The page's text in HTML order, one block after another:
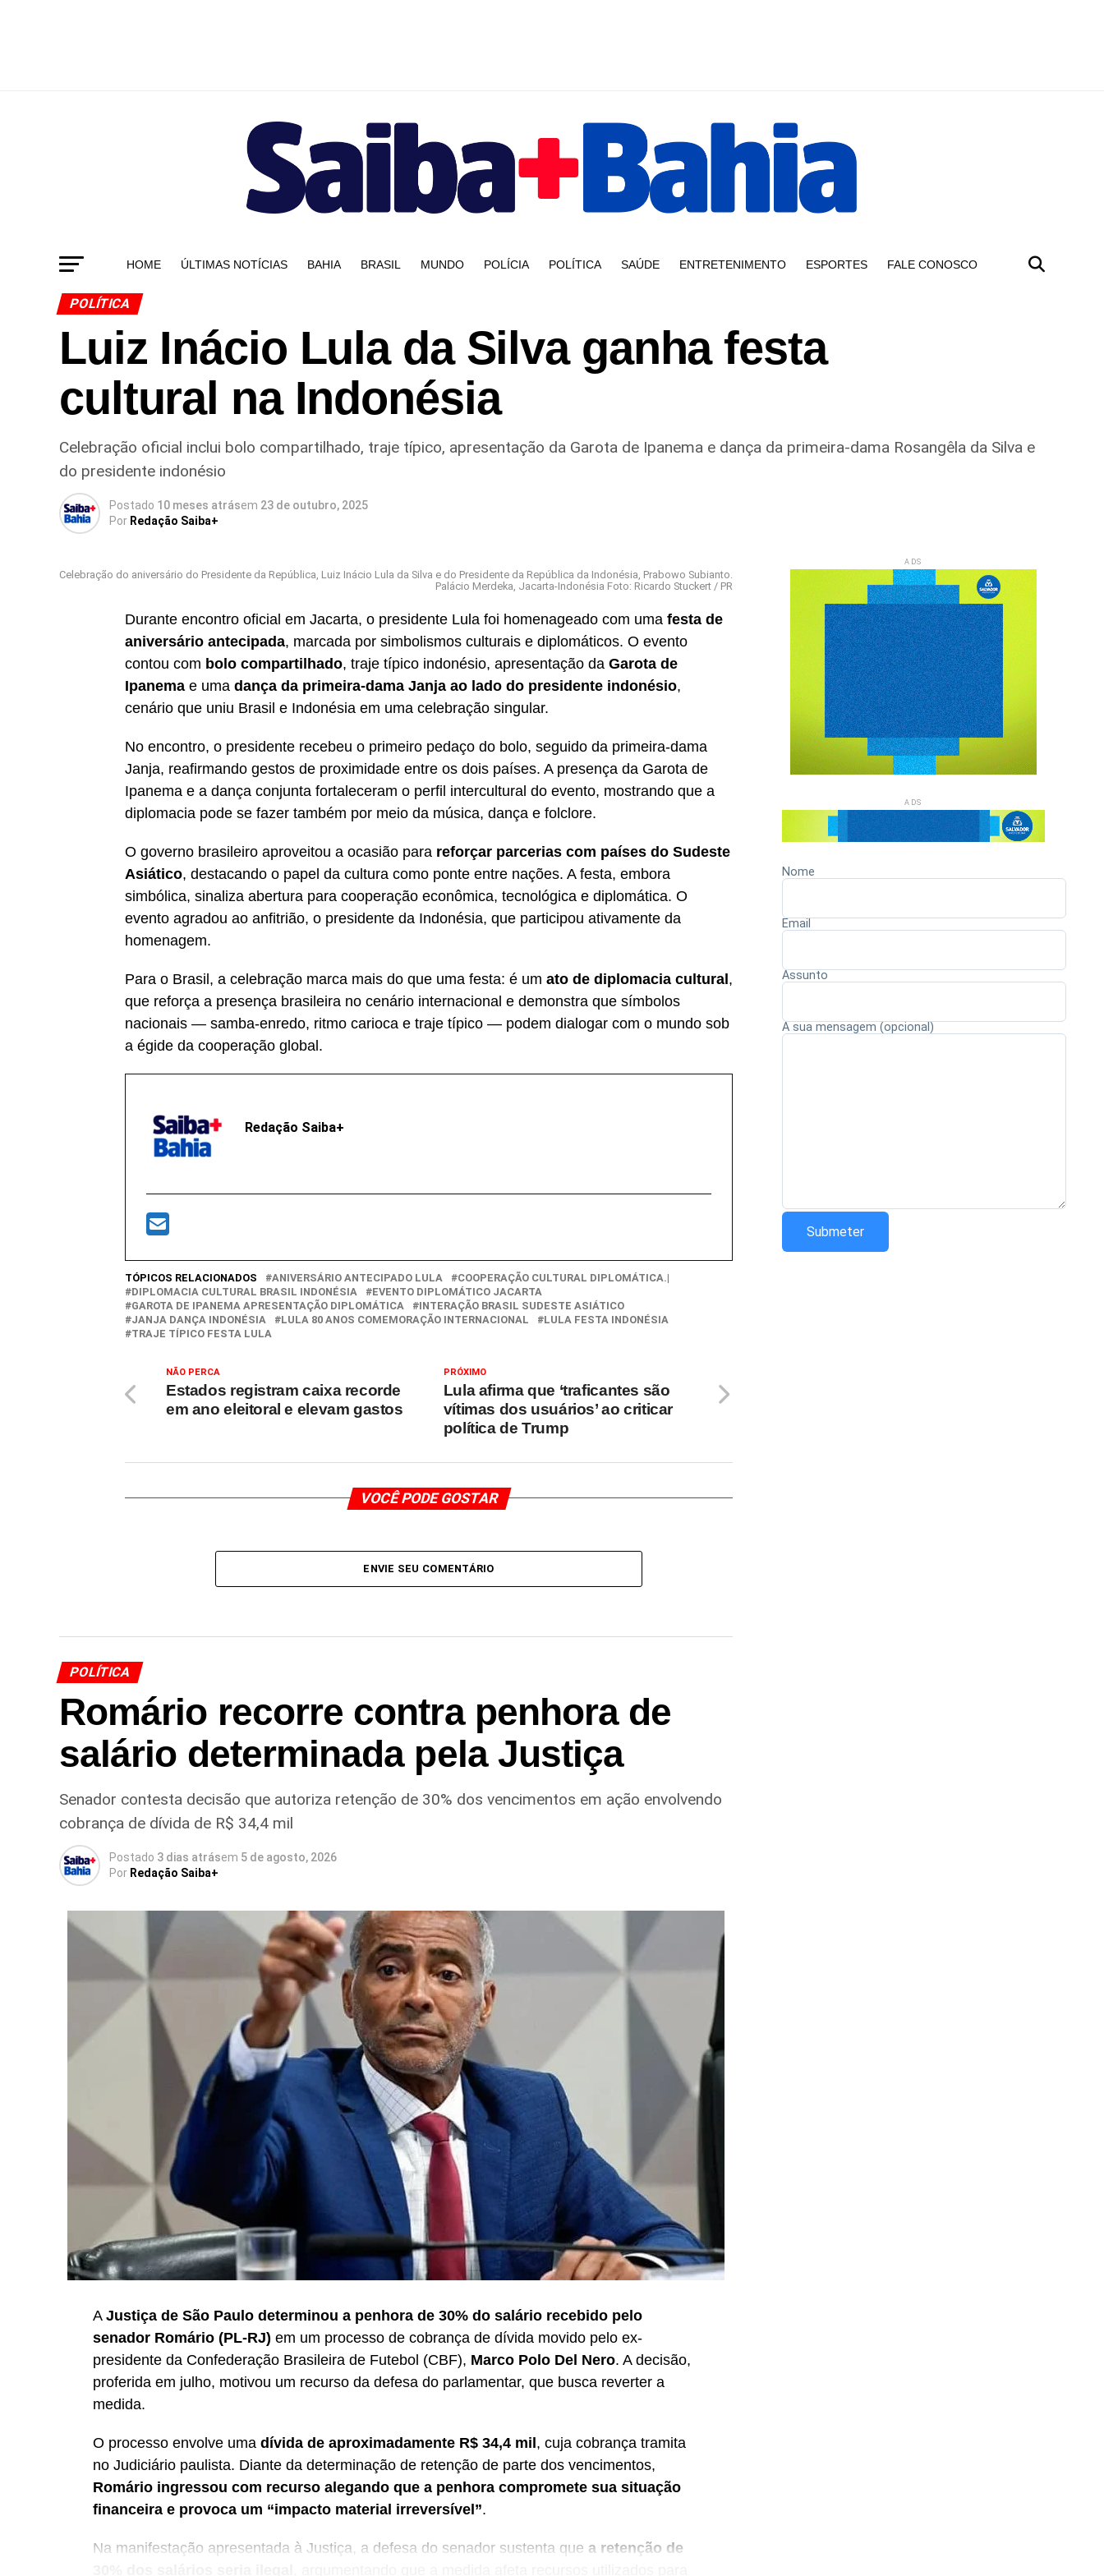
HOME ÚLTIMAS NOTÍCIAS BAHIA BRASIL MUNDO POLÍCIA POLÍTICA SAÚDE ENTRETENIMENTO ESPORTES FALE CONOSCO
POLÍTICA
Luiz Inácio Lula da Silva ganha festa
cultural na Indonésia
Celebração oficial inclui bolo compartilhado, traje típico, apresentação da Garota de Ipanema e dança da primeira-dama Rosangêla da Silva e
do presidente indonésio
Postado 10 meses atrásem 23 de outubro, 2025
Por Redação Saiba+
Celebração do aniversário do Presidente da República, Luiz Inácio Lula da Silva e do Presidente da República da Indonésia, Prabowo Subianto.
Palácio Merdeka, Jacarta-Indonésia Foto: Ricardo Stuckert / PR
Durante encontro oficial em Jacarta, o presidente Lula foi homenageado com uma festa de
aniversário antecipada, marcada por simbolismos culturais e diplomáticos. O evento
contou com bolo compartilhado, traje típico indonésio, apresentação da Garota de
Ipanema e uma dança da primeira-dama Janja ao lado do presidente indonésio,
cenário que uniu Brasil e Indonésia em uma celebração singular.
No encontro, o presidente recebeu o primeiro pedaço do bolo, seguido da primeira-dama
Janja, reafirmando gestos de proximidade entre os dois países. A presença da Garota de
Ipanema e a dança conjunta fortaleceram o perfil intercultural do evento, mostrando que a
diplomacia pode se fazer também por meio da música, dança e folclore.
O governo brasileiro aproveitou a ocasião para reforçar parcerias com países do Sudeste
Asiático, destacando o papel da cultura como ponte entre nações. A festa, embora
simbólica, sinaliza abertura para cooperação econômica, tecnológica e diplomática. O
evento agradou ao anfitrião, o presidente da Indonésia, que participou ativamente da
homenagem.
Para o Brasil, a celebração marca mais do que uma festa: é um ato de diplomacia cultural,
que reforça a presença brasileira no cenário internacional e demonstra que símbolos
nacionais — samba-enredo, ritmo carioca e traje típico — podem dialogar com o mundo sob
a égide da cooperação global.
Redação Saiba+
TÓPICOS RELACIONADOS ANIVERSÁRIO ANTECIPADO LULA
COOPERAÇÃO CULTURAL DIPLOMÁTICA.|
DIPLOMACIA CULTURAL BRASIL INDONÉSIA
EVENTO DIPLOMÁTICO JACARTA
GAROTA DE IPANEMA APRESENTAÇÃO DIPLOMÁTICA
INTERAÇÃO BRASIL SUDESTE ASIÁTICO
JANJA DANÇA INDONÉSIA
LULA 80 ANOS COMEMORAÇÃO INTERNACIONAL
LULA FESTA INDONÉSIA
TRAJE TÍPICO FESTA LULA
PRÓXIMO
Lula afirma que ‘traficantes são
vítimas dos usuários’ ao criticar
política de Trump
NÃO PERCA
Estados registram caixa recorde
em ano eleitoral e elevam gastos
VOCÊ PODE GOSTAR
ENVIE SEU COMENTÁRIO
POLÍTICA
Romário recorre contra penhora de
salário determinada pela Justiça
Senador contesta decisão que autoriza retenção de 30% dos vencimentos em ação envolvendo
cobrança de dívida de R$ 34,4 mil
Postado 3 dias atrásem 5 de agosto, 2026
Por Redação Saiba+
A Justiça de São Paulo determinou a penhora de 30% do salário recebido pelo
senador Romário (PL-RJ) em um processo de cobrança de dívida movido pelo ex-
presidente da Confederação Brasileira de Futebol (CBF), Marco Polo Del Nero. A decisão,
proferida em julho, motivou um recurso da defesa do parlamentar, que busca reverter a
medida.
O processo envolve uma dívida de aproximadamente R$ 34,4 mil, cuja cobrança tramita
no Judiciário paulista. Diante da determinação de retenção de parte dos vencimentos,
Romário ingressou com recurso alegando que a penhora compromete sua situação
financeira e provoca um “impacto material irreversível”.
Na manifestação apresentada à Justiça, a defesa do senador sustenta que a retenção de
ADS
ADS
Nome
Email
Assunto
A sua mensagem (opcional)